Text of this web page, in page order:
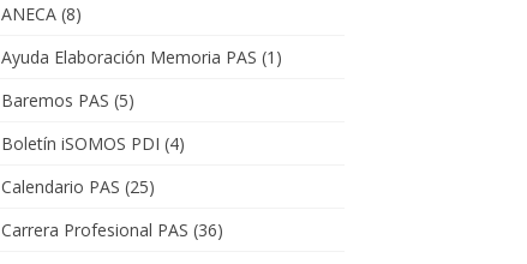
ANECA(8)
Ayuda Elaboración Memoria PAS (1)
Baremos PAS (5)
Boletín iSOMOS PDI (4)
Calendario PAS (25)
Carrera Profesional PAS (36)